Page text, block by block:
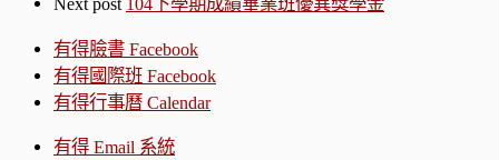
Next post 104下學期成績畢業班優異獎學金
有得臉書 Facebook
有得國際班 Facebook
有得行事曆 Calendar
有得 Email 系統